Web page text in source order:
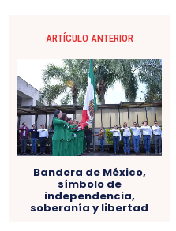
ARTÍCULO ANTERIOR
Bandera de México,
símbolo de
independencia,
soberanía y libertad